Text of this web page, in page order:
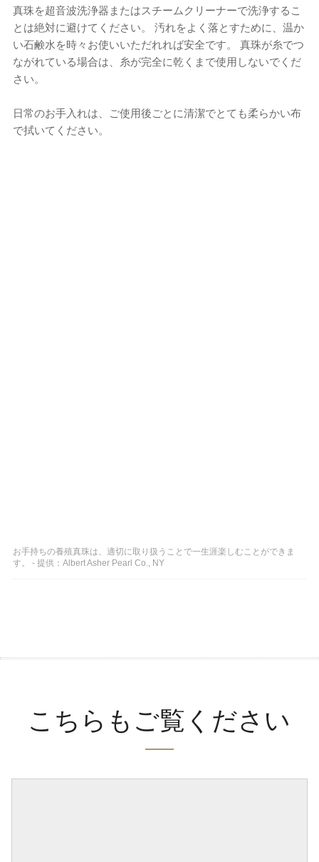
真珠を超音波洗浄器またはスチームクリーナーで洗浄するこ
とは絶対に避けてください。 汚れをよく落とすために、温か
い石鹸水を時々お使いいただれれば安全です。 真珠が糸でつ
ながれている場合は、糸が完全に乾くまで使用しないでくだ
さい。
日常のお手入れは、ご使用後ごとに清潔でとても柔らかい布
で拭いてください。
お手持ちの養殖真珠は、適切に取り扱うことで一生涯楽しむことができま
す。 - 提供：Albert Asher Pearl Co., NY
こちらもご覧ください